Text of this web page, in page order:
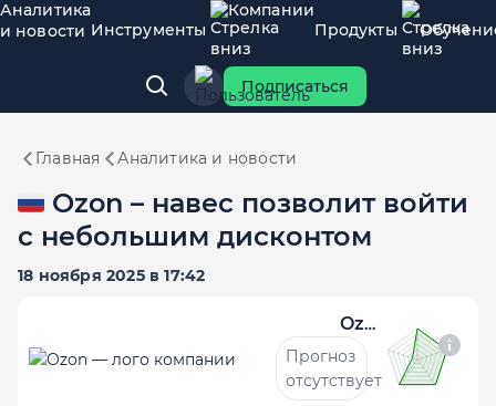
Аналитика
и новости Инструменты
Компании
Продукты
Подписаться
Главная Аналитика и новости
🇷🇺 Ozon – навес позволит войти
с небольшим дисконтом
18 ноября 2025 в 17:42
Ozon
Прогноз
отсутствует